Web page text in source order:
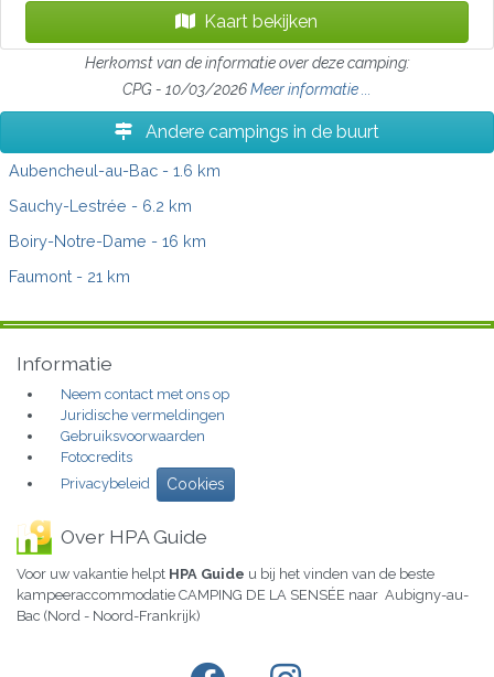
Kaart bekijken
Herkomst van de informatie over deze camping:
CPG - 10/03/2026Meer informatie ...
Andere campings in de buurt
Aubencheul-au-Bac - 1.6 km
Sauchy-Lestrée - 6.2 km
Boiry-Notre-Dame - 16 km
Faumont- 21 km
Informatie
Neem contact met ons op
Juridische vermeldingen
Gebruiksvoorwaarden
Fotocredits
Privacybeleid
Cookies
Over HPA Guide
Voor uw vakantie helpt HPA Guide u bij het vinden van de beste
kampeeraccommodatie CAMPING DE LA SENSÉE naar Aubigny-au-
Bac (Nord - Noord-Frankrijk)